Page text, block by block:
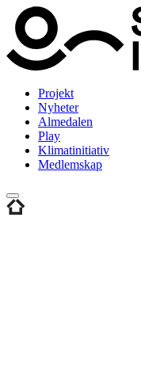
Projekt
Nyheter
Almedalen
Play
Klimatinitiativ
Medlemskap